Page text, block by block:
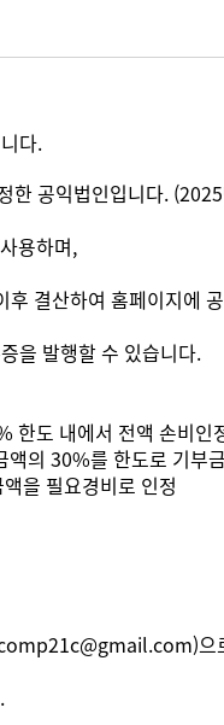
다.
한 공익법인입니다.
용하며,
결산하여 홈페이지에
을 발행할 수 있습니다.
한도 내에서 전액 손비인
의 30%를 한도로 기부
을 필요경비로 인정
으